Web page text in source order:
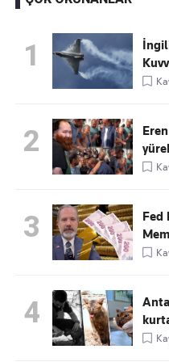
Ücretsiz üye
1
2
3
Fed
4